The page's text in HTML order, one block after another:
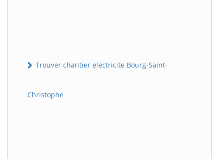
Trouver chantier electricite Bourg-Saint-
Christophe